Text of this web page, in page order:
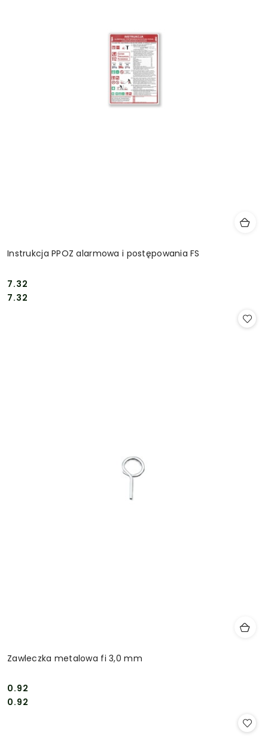
Instrukcja PPOZ alarmowa i postępowania FS
Cena:
7.32
Cena:
7.32
Zawleczka metalowa fi 3,0 mm
Cena:
0.92
Cena:
0.92